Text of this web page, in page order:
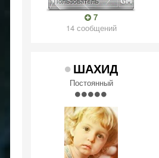
7
14 сообщений
ШАХИД
Постоянный